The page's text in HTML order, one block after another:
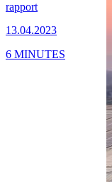
rapport
13.04.2023
6 MINUTES